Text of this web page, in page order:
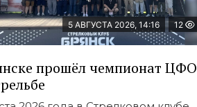
5 АВГУСТА 2026, 14:16 12
прошёл чемпионат ЦФО